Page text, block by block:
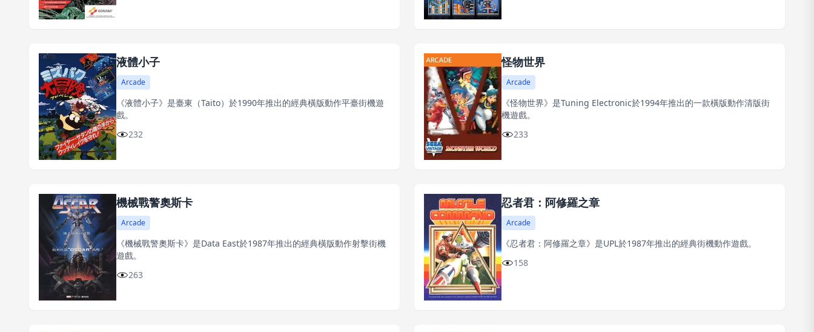
液體小子
Arcade
《液體小子》是臺東（Taito）於1990年推出的經典橫版動作平臺街機遊
戲。
232
怪物世界
Arcade
《怪物世界》是Tuning Electronic於1994年推出的一款橫版動作清版街
機遊戲。
233
機械戰警奧斯卡
Arcade
《機械戰警奧斯卡》是Data East於1987年推出的經典橫版動作射擊街機
遊戲。
263
忍者君：阿修羅之章
Arcade
《忍者君：阿修羅之章》是UPL於1987年推出的經典街機動作遊戲。
158